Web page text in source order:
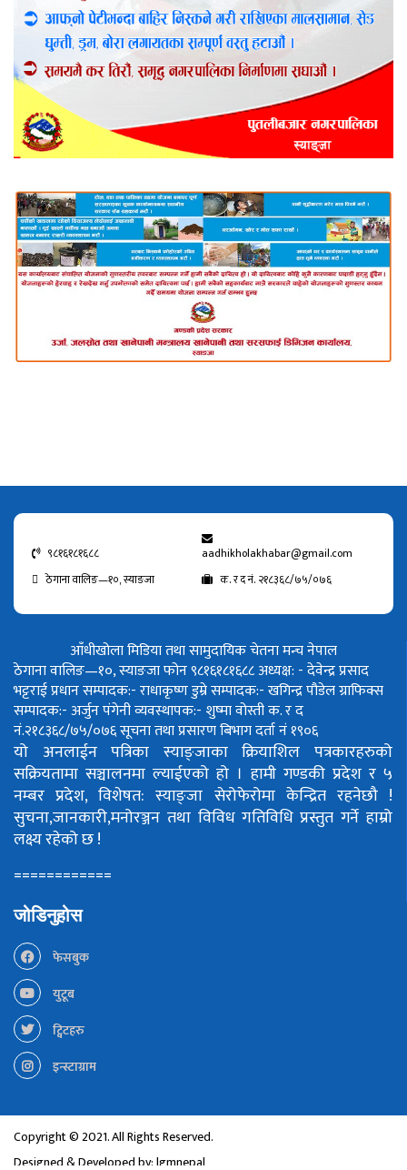
९८१६१८१६८८
aadhikholakhabar@gmail.com
ठेगाना वालिङ—१०, स्याङजा
क. र द नं. २१८३६८/७५/०७६
आँधीखोला मिडिया तथा सामुदायिक चेतना मन्च नेपाल
ठेगाना वालिङ—१०, स्याङजा फोन ९८१६१८१६८८अध्यक्ष: - देवेन्द्र प्रसाद
भट्टराईप्रधान सम्पादक:- राधाकृष्ण डुम्रेसम्पादक:- खगिन्द्र पौडेलग्राफिक्स
सम्पादक:- अर्जुन पंगेनीव्यवस्थापक:- शुष्मा वोस्तीक. र द
नं.२१८३६८/७५/०७६सूचना तथा प्रसारण बिभाग दर्ता नं १९०६
यो अनलाईन पत्रिका स्याङ्जाका क्रियाशिल पत्रकारहरुको
सक्रियतामा सञ्चालनमा ल्याईएको हो । हामी गण्डकी प्रदेश र ५
नम्बर प्रदेश, विशेषत: स्याङ्जा सेरोफेरोमा केन्द्रित रहनेछौ !
सुचना,जानकारी,मनोरञ्जन तथा विविध गतिविधि प्रस्तुत गर्ने हाम्रो
लक्ष्य रहेको छ !
============
जोडिनुहोस
फेसबुक
युटूब
ट्विटहरु
इन्स्टाग्राम
Copyright © 2021. All Rights Reserved.
Designed & Developed by:lgmnepal